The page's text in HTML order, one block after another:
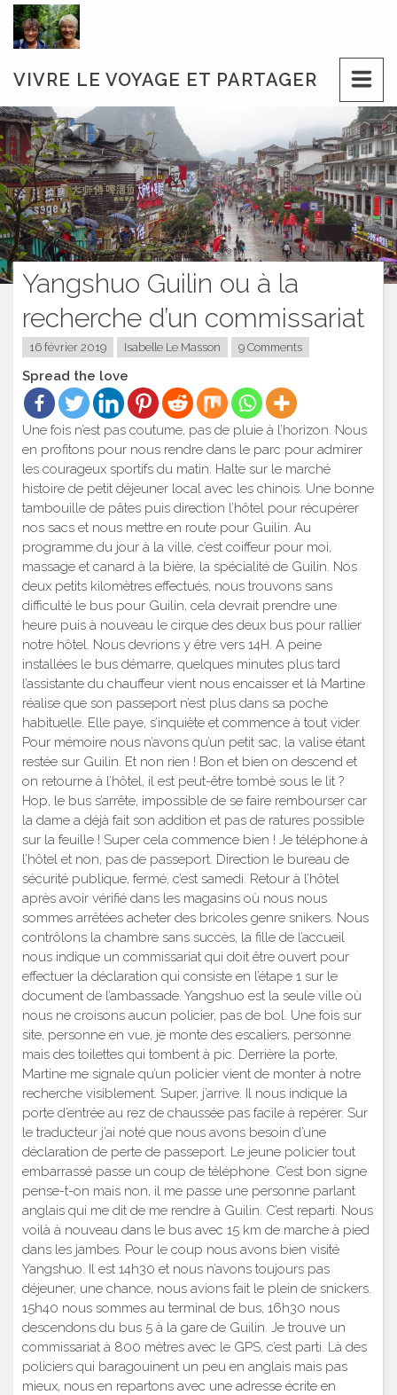
Skip
content
VIVRE LE VOYAGE ET PARTAGER
Yangshuo Guilin ou à la
recherche d’un commissariat
16 février 2019 Isabelle Le Masson 9 Comments
Spread the love
Une fois n’est pas coutume, pas de pluie à l’horizon. Nous
en profitons pour nous rendre dans le parc pour admirer
les courageux sportifs du matin. Halte sur le marché
histoire de petit déjeuner local avec les chinois. Une bonne
tambouille de pâtes puis direction l’hôtel pour récupérer
nos sacs et nous mettre en route pour Guilin. Au
programme du jour à la ville, c’est coiffeur pour moi,
massage et canard à la bière, la spécialité de Guilin. Nos
deux petits kilomètres effectués, nous trouvons sans
difficulté le bus pour Guilin, cela devrait prendre une
heure puis à nouveau le cirque des deux bus pour rallier
notre hôtel. Nous devrions y être vers 14H. A peine
installées le bus démarre, quelques minutes plus tard
l’assistante du chauffeur vient nous encaisser et là Martine
réalise que son passeport n’est plus dans sa poche
habituelle. Elle paye, s’inquiète et commence à tout vider.
Pour mémoire nous n’avons qu’un petit sac, la valise étant
restée sur Guilin. Et non rien ! Bon et bien on descend et
on retourne à l’hôtel, il est peut-être tombé sous le lit ?
Hop, le bus s’arrête, impossible de se faire rembourser car
la dame a déjà fait son addition et pas de ratures possible
sur la feuille ! Super cela commence bien ! Je téléphone à
l’hôtel et non, pas de passeport. Direction le bureau de
sécurité publique, fermé, c’est samedi. Retour à l’hôtel
après avoir vérifié dans les magasins où nous nous
sommes arrêtées acheter des bricoles genre snikers. Nous
contrôlons la chambre sans succès, la fille de l’accueil
nous indique un commissariat qui doit être ouvert pour
effectuer la déclaration qui consiste en l’étape 1 sur le
document de l’ambassade. Yangshuo est la seule ville où
nous ne croisons aucun policier, pas de bol. Une fois sur
site, personne en vue, je monte des escaliers, personne
mais des toilettes qui tombent à pic. Derrière la porte,
Martine me signale qu’un policier vient de monter à notre
recherche visiblement. Super, j’arrive. Il nous indique la
porte d’entrée au rez de chaussée pas facile à repérer. Sur
le traducteur j’ai noté que nous avons besoin d’une
déclaration de perte de passeport. Le jeune policier tout
embarrassé passe un coup de téléphone. C’est bon signe
pense-t-on mais non, il me passe une personne parlant
anglais qui me dit de me rendre à Guilin. C’est reparti. Nous
voilà à nouveau dans le bus avec 15 km de marche à pied
dans les jambes. Pour le coup nous avons bien visité
Yangshuo. Il est 14h30 et nous n’avons toujours pas
déjeuner, une chance, nous avions fait le plein de snickers.
15h40 nous sommes au terminal de bus, 16h30 nous
descendons du bus 5 à la gare de Guilin. Je trouve un
commissariat à 800 mètres avec le GPS, c’est parti. Là des
policiers qui baragouinent un peu en anglais mais pas
mieux, nous en repartons avec une adresse écrite en